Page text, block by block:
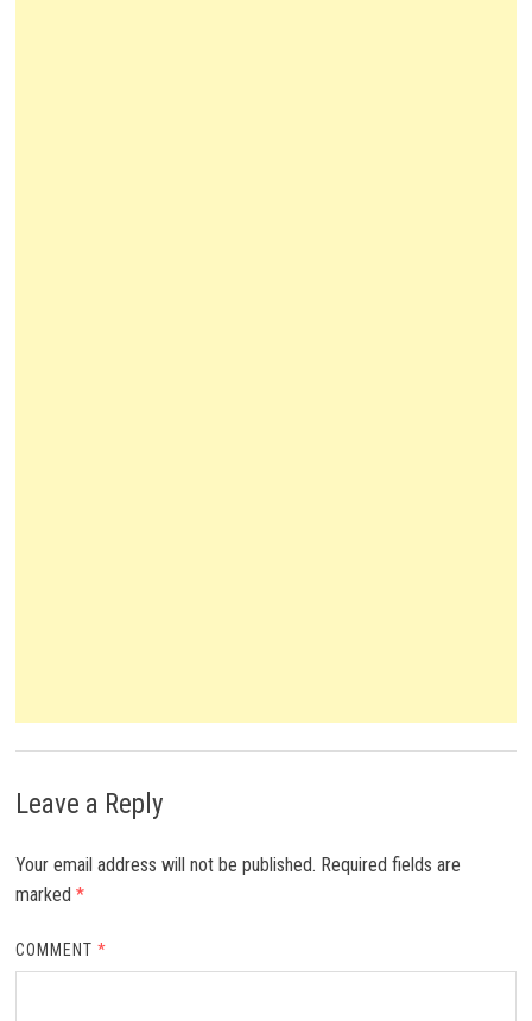
Leave a Reply
Your email address will not be published. Required fields are
marked *
COMMENT*